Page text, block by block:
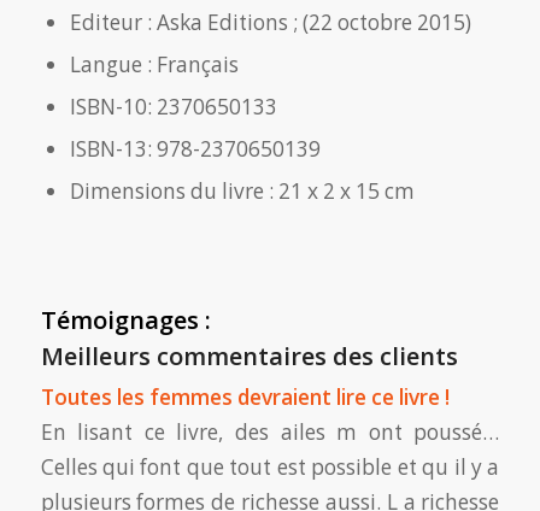
Editeur : Aska Editions ; (22 octobre 2015)
Langue : Français
ISBN-10: 2370650133
ISBN-13: 978-2370650139
Dimensions du livre : 21 x 2 x 15 cm
Témoignages :
Meilleurs commentaires des clients
Toutes les femmes devraient lire ce livre !
En lisant ce livre, des ailes m ont poussé…
Celles qui font que tout est possible et qu il y a
plusieurs formes de richesse aussi. L a richesse